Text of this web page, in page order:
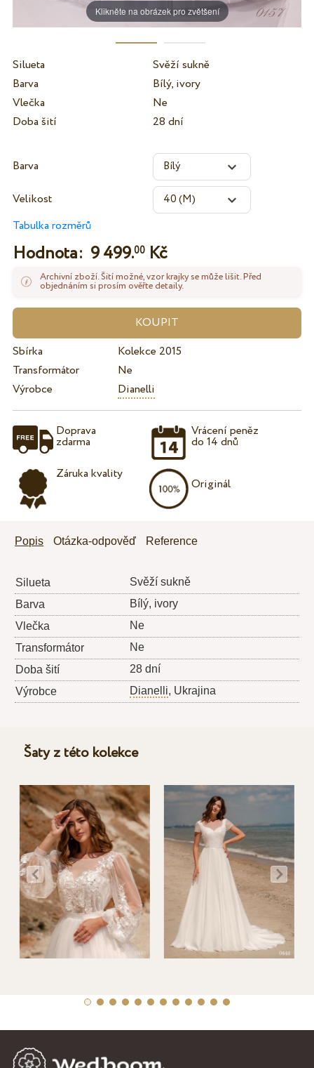
Klikněte na obrázek pro zvětšení
Silueta
Svěží sukně
Barva
Bílý, ivory
Vlečka
Ne
Doba šití
28 dní
Barva
Velikost
Tabulka rozměrů
Hodnota: 9 499.00Kč
Archivní zboží. Šití možné, vzor krajky se může lišit. Před
objednáním si prosím ověřte detaily.
Sbírka
Kolekce 2015
Transformátor
Ne
Výrobce
Dianelli
Doprava
zdarma
Záruka kvality
Vrácení peněz
do 14 dnů
Originál
Popis Otázka-odpověď Reference
Silueta
Svěží sukně
Barva
Bílý, ivory
Vlečka
Ne
Transformátor
Ne
Doba šití
28 dní
Výrobce
Dianelli, Ukrajina
Šaty z této kolekce